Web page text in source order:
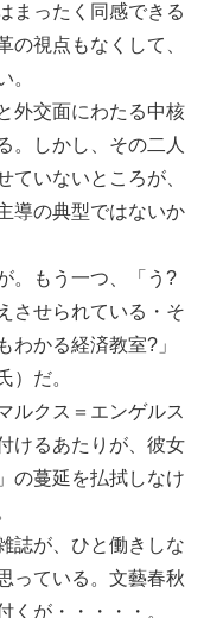
まったく同感できる
の視点もなくして、
。
外交面にわたる中核
。しかし、その二人
ていないところが、
導の典型ではないか
。もう一つ、「う?
させられている・そ
わかる経済教室?」
）だ。
ルクス＝エンゲルス
けるあたりが、彼女
の蔓延を払拭しなけ
誌が、ひと働きしな
っている。文藝春秋
くが・・・・・。